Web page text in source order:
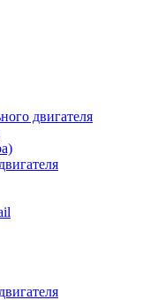
двигателя